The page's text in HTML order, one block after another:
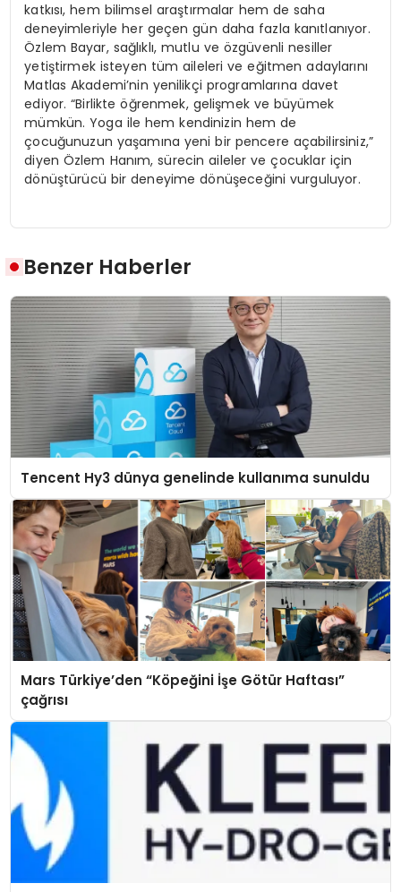
katkısı, hem bilimsel araştırmalar hem de saha
deneyimleriyle her geçen gün daha fazla kanıtlanıyor.
Özlem Bayar, sağlıklı, mutlu ve özgüvenli nesiller
yetiştirmek isteyen tüm aileleri ve eğitmen adaylarını
Matlas Akademi’nin yenilikçi programlarına davet
ediyor.“Birlikteöğrenmek, gelişmek ve büyümek
mümkün. Yoga ile hem kendinizin hem de
çocuğunuzun yaşamına yeni bir pencere açabilirsiniz,”
diyen Özlem Hanım, sürecin aileler veçocuklar için
dönüştürücü bir deneyime dönüşeceğini vurguluyor.
Benzer Haberler
Tencent Hy3 dünya genelinde kullanıma sunuldu
Mars Türkiye’den “Köpeğini İşe Götür Haftası”
çağrısı